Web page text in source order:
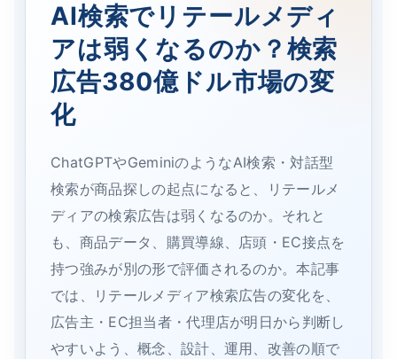
AI検索でリテールメディ
アは弱くなるのか？検索
広告380億ドル市場の変
化
ChatGPTやGeminiのようなAI検索・対話型
検索が商品探しの起点になると、リテールメ
ディアの検索広告は弱くなるのか。それと
も、商品データ、購買導線、店頭・EC接点を
持つ強みが別の形で評価されるのか。本記事
では、リテールメディア検索広告の変化を、
広告主・EC担当者・代理店が明日から判断し
やすいよう、概念、設計、運用、改善の順で